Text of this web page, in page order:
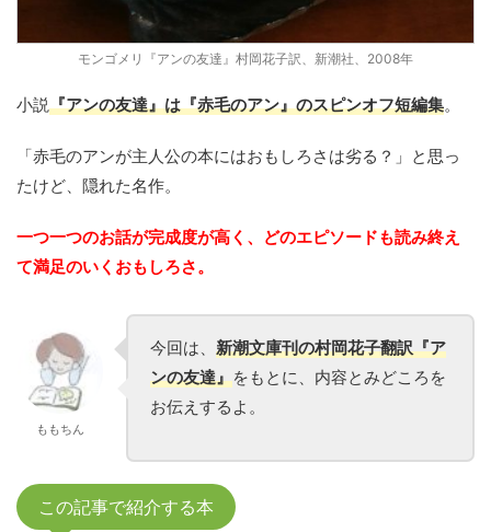
モンゴメリ『アンの友達』村岡花子訳、新潮社、2008年
小説『アンの友達』は『赤毛のアン』のスピンオフ短編集。
「赤毛のアンが主人公の本にはおもしろさは劣る？」と思っ
たけど、隠れた名作。
一つ一つのお話が完成度が高く、どのエピソードも読み終え
て満足のいくおもしろさ。
ももちん
今回は、 新潮文庫刊の村岡花子翻訳『ア
ンの友達』をもとに、内容とみどころを
お伝えするよ。
この記事で紹介する本